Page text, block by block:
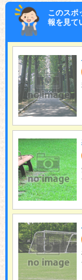
このスポ
報を見て